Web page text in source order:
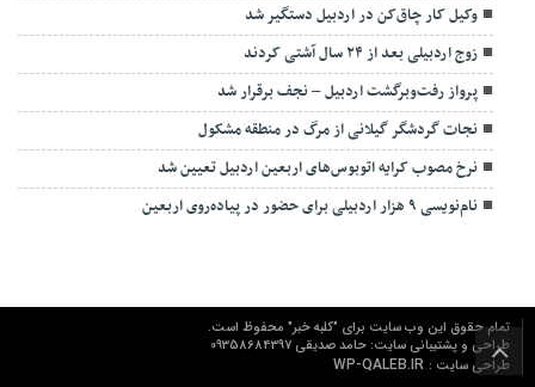
وکیل کار چاق‌کن در اردبیل دستگیر شد
زوج اردبیلی بعد از ۲۴ سال آشتی کردند
پرواز رفت‌وبرگشت اردبیل – نجف برقرار شد
نجات گردشگر گیلانی از مرگ در منطقه مشکول
نرخ مصوب کرایه اتوبوس‌های اربعین اردبیل تعیین شد
نام‌نویسی ۹ هزار اردبیلی برای حضور در پیاده‌روی اربعین
تمام حقوق این وب سایت برای "کلبه خبر" محفوظ است.
طراحی و پشتیبانی سایت: حامد صدیقی 09358684397
طراحی سایت :